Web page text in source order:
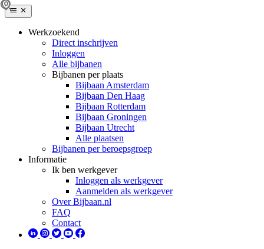
Werkzoekend
Direct inschrijven
Inloggen
Alle bijbanen
Bijbanen per plaats
Bijbaan Amsterdam
Bijbaan Den Haag
Bijbaan Rotterdam
Bijbaan Groningen
Bijbaan Utrecht
Alle plaatsen
Bijbanen per beroepsgroep
Informatie
Ik ben werkgever
Inloggen als werkgever
Aanmelden als werkgever
Over Bijbaan.nl
FAQ
Contact